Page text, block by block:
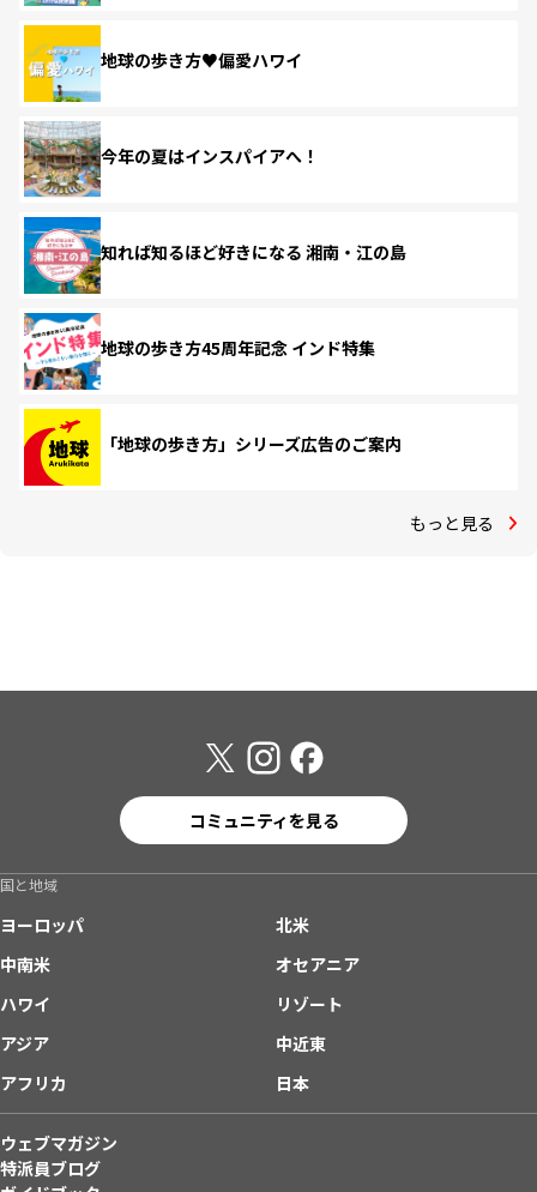
地球の歩き方♥偏愛ハワイ
今年の夏はインスパイアへ！
知れば知るほど好きになる 湘南・江の島
地球の歩き方45周年記念 インド特集
「地球の歩き方」シリーズ広告のご案内
もっと見る
コミュニティを見る
国と地域
ヨーロッパ
北米
中南米
オセアニア
ハワイ
リゾート
アジア
中近東
アフリカ
日本
ウェブマガジン
特派員ブログ